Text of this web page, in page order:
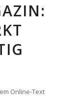
Online-Text